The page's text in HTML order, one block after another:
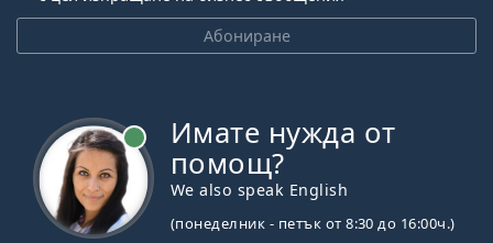
Абониране
Имате нужда от
помощ?
We also speak English
(понеделник - петък от 8:30 до 16:00ч.)